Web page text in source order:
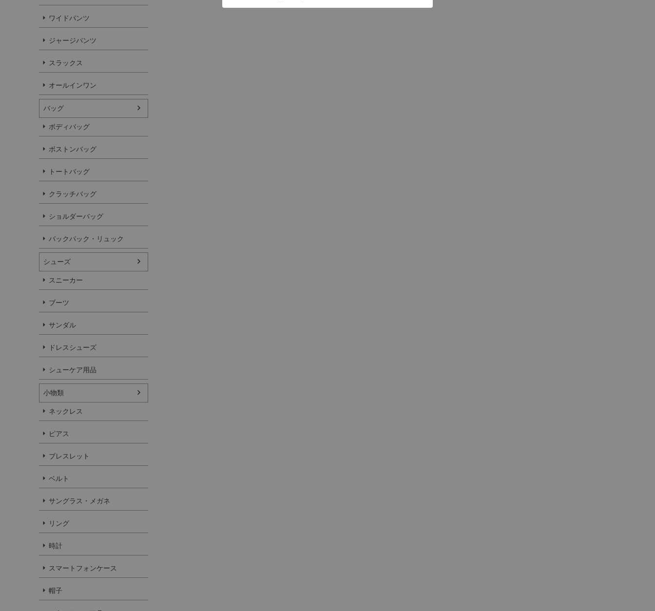
ワイドパンツ
ジャージパンツ
スラックス
オールインワン
バッグ
ボディバッグ
ボストンバッグ
トートバッグ
クラッチバッグ
ショルダーバッグ
バックパック・リュック
シューズ
スニーカー
ブーツ
サンダル
ドレスシューズ
シューケア用品
小物類
ネックレス
ピアス
ブレスレット
ベルト
サングラス・メガネ
リング
時計
スマートフォンケース
帽子